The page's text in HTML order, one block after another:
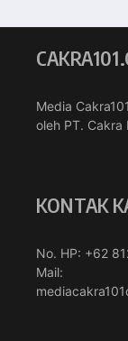
Media
oleh PT. Cakra
KONTAK
No. HP: +62
Mail: